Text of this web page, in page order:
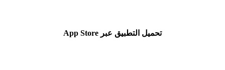
تحميل التطبيق عبر App Store